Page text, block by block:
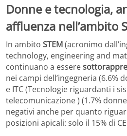
Donne e tecnologia,
affluenza nell’ambito
In ambito STEM(acronimo
technology, engineering and
continuano a essere
nei campi dell’ingegneria (6.6%
e ITC (Tecnologie riguardanti i
telecomunicazione ) (1.7%
negativi anche per quanto
posizioni apicali: solo il 15% di